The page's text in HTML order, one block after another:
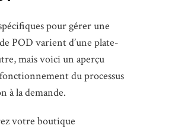
pour gérer une
POD varient d’une plate-
mais voici un aperçu
du processus
à la demande.
votre boutique